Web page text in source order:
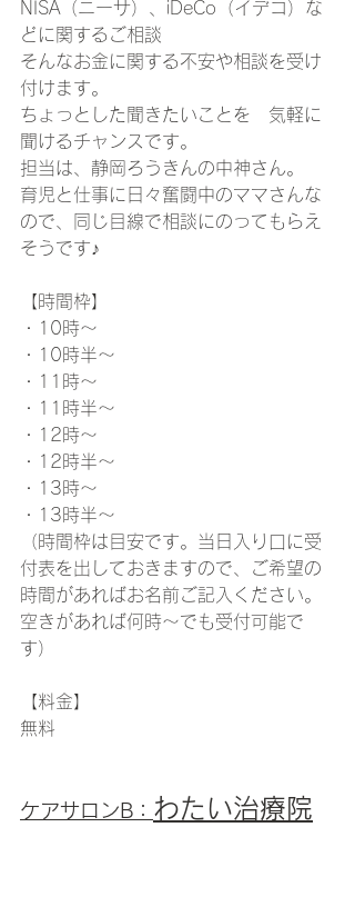
NISA（ニーサ）、iDeCo（イデコ）な
どに関するご相談
そんなお金に関する不安や相談を受け
付けます。
ちょっとした聞きたいことを　気軽に
聞けるチャンスです。
担当は、静岡ろうきんの中神さん。
育児と仕事に日々奮闘中のママさんな
ので、同じ目線で相談にのってもらえ
そうです♪
【時間枠】
・10時〜
・10時半～
・11時～
・11時半～
・12時～
・12時半～
・13時～
・13時半～
（時間枠は目安です。当日入り口に受
付表を出しておきますので、ご希望の
時間があればお名前ご記入ください。
空きがあれば何時～でも受付可能で
す）
【料金】
無料
ケアサロンB： わたい治療院